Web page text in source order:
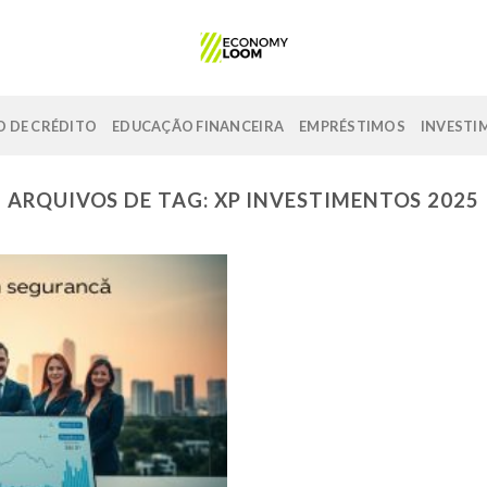
DE CRÉDITO EDUCAÇÃO FINANCEIRA EMPRÉSTIMOS
ARQUIVOS DE TAG: XP INVESTIMENTOS 2025